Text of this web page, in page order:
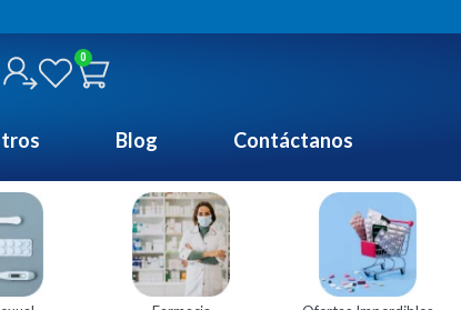
0
Blog Contáctanos